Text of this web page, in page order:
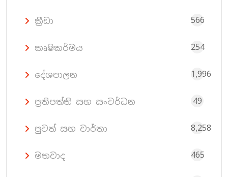
ක්‍රීඩා 566
කෘෂිකර්මය 254
දේශපාලන 1,996
ප්‍රතිපත්ති සහ සංවර්ධන 49
පුවත් සහ වාර්තා 8,258
මතවාද 465